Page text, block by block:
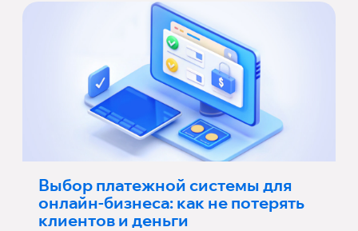
Выбор платежной системы для
онлайн-бизнеса: как не потерять
клиентов и деньги